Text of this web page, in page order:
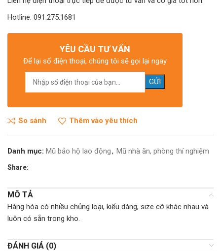
Hotline: 091.275.1681
YÊU CẦU TƯ VẤN
Để lại số điện thoại, chúng tôi sẽ gọi lại ngay
So sánh Thêm vào yêu thích
Danh mục: Mũ bảo hộ lao động, Mũ nhà ăn, phòng thí nghiệm
Share:
MÔ TẢ
Hàng hóa có nhiều chủng loại, kiểu dáng, size cỡ khác nhau và
luôn có sẵn trong kho.
ĐÁNH GIÁ (0)